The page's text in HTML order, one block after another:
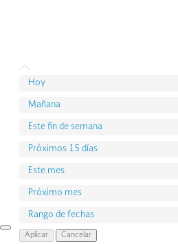
Interruptor
Hoy
Mañana
Este fin de semana
Próximos 15 días
Este mes
Próximo mes
Rango de fechas
Aplicar Cancelar